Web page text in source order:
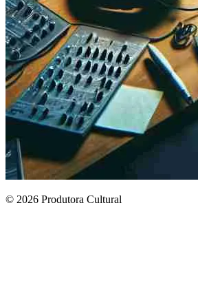
© 2026 Produtora Cultural